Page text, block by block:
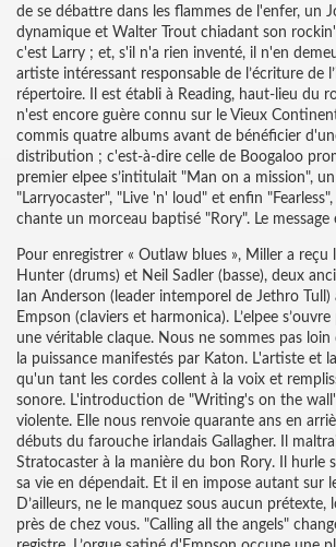
de se débattre dans les flammes de l'enfer, un
dynamique et Walter Trout chiadant son
c'est Larry ; et, s'il n'a rien inventé, il n'en
artiste intéressant responsable de l’écriture de
répertoire. Il est établi à Reading, haut-lieu du
n'est encore guère connu sur le Vieux
commis quatre albums avant de bénéficier
distribution ; c'est-à-dire celle de Boogaloo
premier elpee s’intitulait "Man on a mission",
"Larryocaster", "Live 'n' loud" et enfin
chante un morceau baptisé "Rory". Le
Pour enregistrer « Outlaw blues », Miller a
Hunter (drums) et Neil Sadler (basse), deux
Ian Anderson (leader intemporel de Jethro
Empson (claviers et harmonica). L’elpee
une véritable claque. Nous ne sommes pas
la puissance manifestés par Katon. L'artiste et
qu'un tant les cordes collent à la voix et
sonore. L'introduction de "Writing's on the
violente. Elle nous renvoie quarante ans en
débuts du farouche irlandais Gallagher. Il
Stratocaster à la manière du bon Rory. Il hurle
sa vie en dépendait. Et il en impose autant sur
D’ailleurs, ne le manquez sous aucun prétexte,
près de chez vous. "Calling all the angels"